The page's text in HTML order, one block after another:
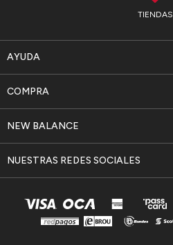
TIENDAS
AYUDA
NEW BALANCE
COMPRA
NUESTRAS REDES SOCIALES